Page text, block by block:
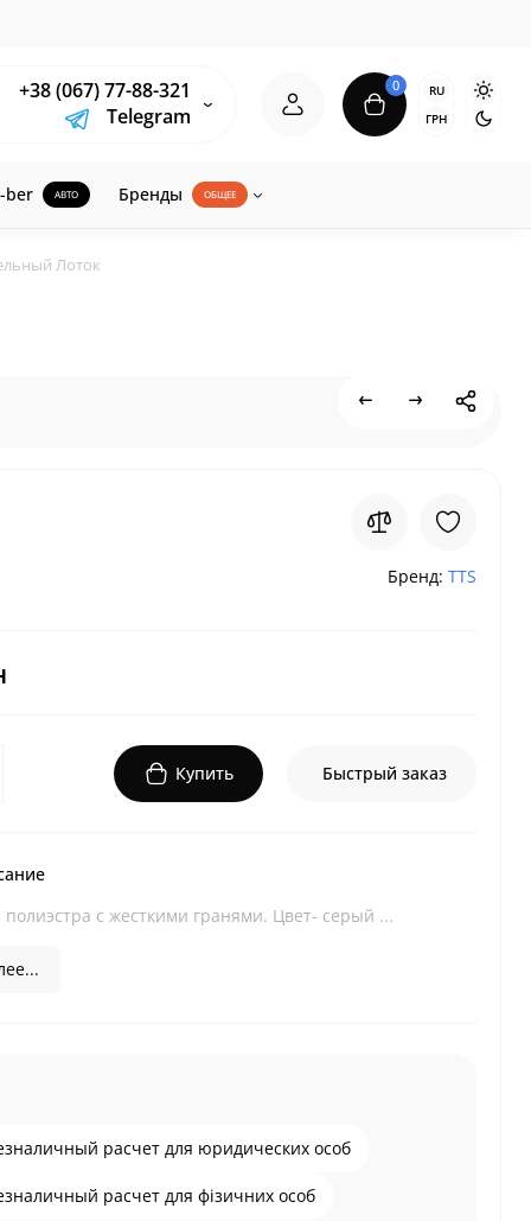
+38 (067) 77-88-321
Telegram
0
RU
ГРН
ber АВТО Бренды ОБЩЕЕ
Лоток
Бренд: TTS
Купить Быстрый заказ
с жесткими гранями. Цвет- серый ...
расчет для юридических особ
расчет для фізичних особ